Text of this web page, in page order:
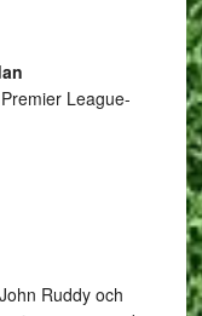
League-
Ruddy och